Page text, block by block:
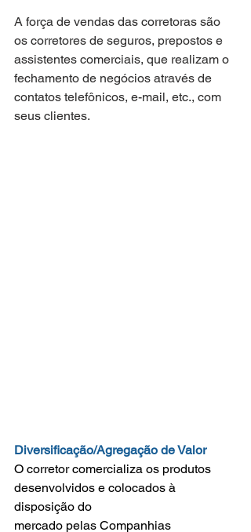
A força de vendas das corretoras são
os corretores de seguros, prepostos e
assistentes comerciais, que realizam o
fechamento de negócios através de
contatos telefônicos, e-mail, etc., com
seus clientes.
Diversificação/Agregação de Valor
O corretor comercializa os produtos
desenvolvidos e colocados à
disposição do
mercado pelas Companhias